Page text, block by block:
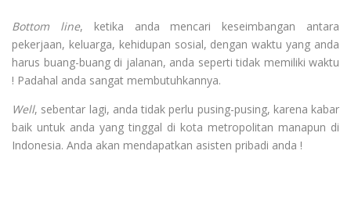
Bottom line, ketika anda mencari keseimbangan antara
pekerjaan, keluarga, kehidupan sosial, dengan waktu yang anda
harus buang-buang di jalanan, anda seperti tidak memiliki waktu
! Padahal anda sangat membutuhkannya.
Well, sebentar lagi, anda tidak perlu pusing-pusing, karena kabar
baik untuk anda yang tinggal di kota metropolitan manapun di
Indonesia. Anda akan mendapatkan asisten pribadi anda !